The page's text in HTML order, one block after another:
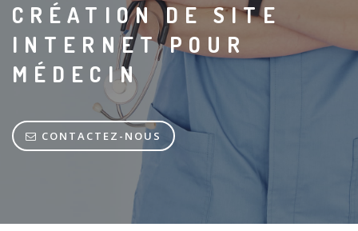
CRÉATION DE SITE
INTERNET POUR
MÉDECIN
CONTACTEZ-NOUS